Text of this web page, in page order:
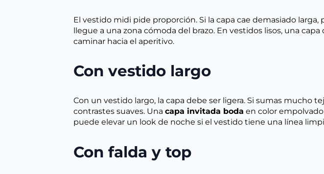
El vestido midi pide proporción. Si la capa cae demasiado
llegue a una zona cómoda del brazo. En vestidos lisos, una
caminar hacia el aperitivo.
Con vestido largo
Con un vestido largo, la capa debe ser ligera. Si sumas mucho
contrastes suaves. Una capa invitada boda en color
puede elevar un look de noche si el vestido tiene una línea
Con falda y top